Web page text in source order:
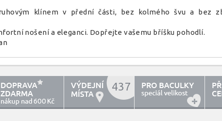
klínem v přední části, bez kolmého švu a bez
nošení a eleganci. Dopřejte vašemu bříšku pohodlí.
600
437